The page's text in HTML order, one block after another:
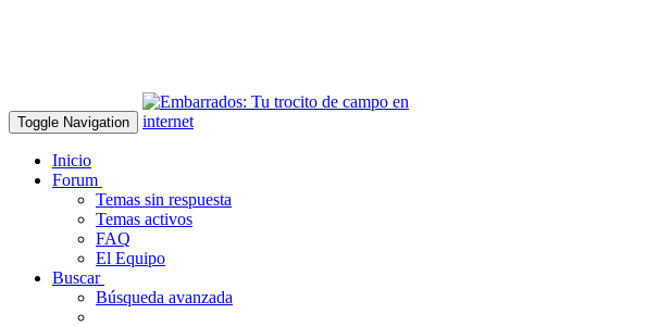
Toggle Navigation
Inicio
Forum
Temas sin respuesta
Temas activos
FAQ
El Equipo
Buscar
Búsqueda avanzada